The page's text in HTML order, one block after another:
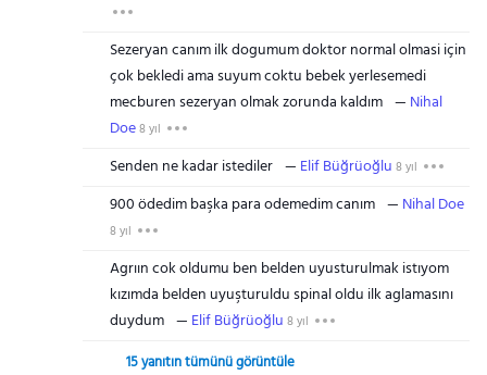
Sezeryan canım ilk dogumum doktor normal olmasi için
çok bekledi ama suyum coktu bebek yerlesemedi
mecburen sezeryan olmak zorunda kaldım
Nihal
Doe8 yıl
Senden ne kadar istediler Elif Büğrüoğlu 8 yıl
900 ödedim başka para odemedim canım Nihal Doe
8 yıl
Agrıın cok oldumu ben belden uyusturulmak istıyom
kızımda belden uyuşturuldu spinal oldu ilk aglamasını
duydum
Elif Büğrüoğlu 8 yıl
15 yanıtın tümünü görüntüle